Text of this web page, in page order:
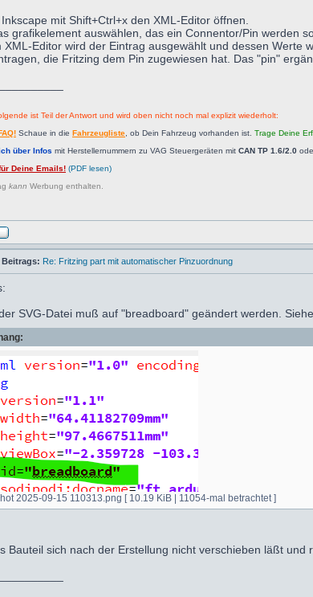
mit Shift+Ctrl+x den XML-Editor öffnen.
grafikelement auswählen, das ein Connentor/Pin werden
XML-Editor wird der Eintrag ausgewählt und dessen Werte
die Fritzing dem Pin zugewiesen hat. Das "pin"
ist Teil der Antwort und wird oben nicht noch mal explizit wiederholt:
Schaue in die Fahrzeugliste , ob Dein Fahrzeug vorhanden ist. Trage Deine
über Infos mit Herstellernummern zu VAG Steuergeräten mit CAN TP 1.6/2.0
Deine Emails! (PDF lesen)
kann Werbung enthalten.
Re: Fritzing part mit automatischer Pinzuordnung
SVG-Datei muß auf "breadboard" geändert werden. Siehe
2025-09-15 110313.png [ 10.19 KiB | 11054-mal betrachtet ]
Bauteil sich nach der Erstellung nicht verschieben läßt